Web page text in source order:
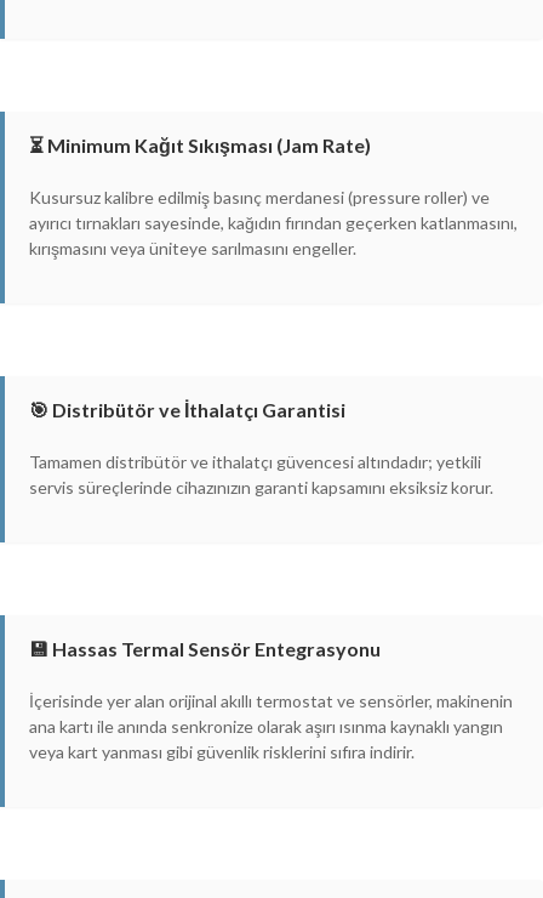
⏳ Minimum Kağıt Sıkışması (Jam Rate)
Kusursuz kalibre edilmiş basınç merdanesi (pressure roller) ve
ayırıcı tırnakları sayesinde, kağıdın fırından geçerken katlanmasını,
kırışmasını veya üniteye sarılmasını engeller.
🎯 Distribütör ve İthalatçı Garantisi
Tamamen distribütör ve ithalatçı güvencesi altındadır; yetkili
servis süreçlerinde cihazınızın garanti kapsamını eksiksiz korur.
💾 Hassas Termal Sensör Entegrasyonu
İçerisinde yer alan orijinal akıllı termostat ve sensörler, makinenin
ana kartı ile anında senkronize olarak aşırı ısınma kaynaklı yangın
veya kart yanması gibi güvenlik risklerini sıfıra indirir.